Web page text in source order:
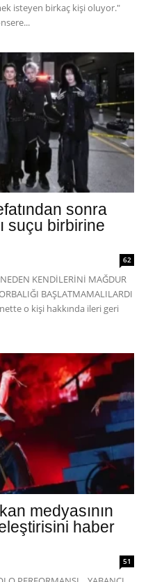
isteyen birkaç kişi oluyor."
sonra
suçu birbirine
62
KENDİLERİNİ MAĞDUR
BAŞLATMAMALILARDI
o kişi hakkında ileri geri
medyasının
haber
51